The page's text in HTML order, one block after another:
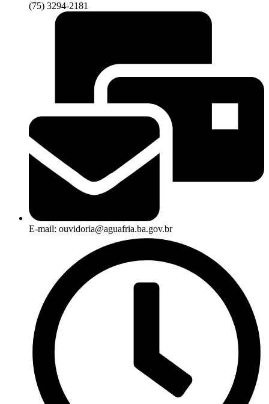
(75) 3294-2181
E-mail: ouvidoria@aguafria.ba.gov.br